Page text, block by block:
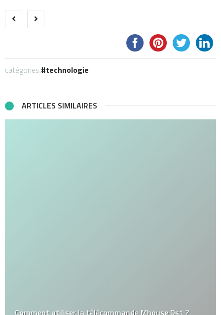
catégories: technologie
ARTICLES SIMILAIRES
Comment utiliser la télécommande Mhouse Ds1 ?